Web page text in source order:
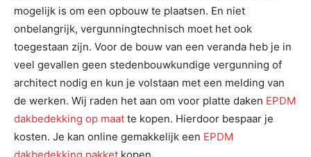
mogelijk is om een opbouw te plaatsen. En niet
onbelangrijk, vergunningtechnisch moet het ook
toegestaan zijn. Voor de bouw van een veranda heb je in
veel gevallen geen stedenbouwkundige vergunning of
architect nodig en kun je volstaan met een melding van
de werken. Wij raden het aan om voor platte daken EPDM
dakbedekking op maat te kopen. Hierdoor bespaar je
kosten. Je kan online gemakkelijk een EPDM